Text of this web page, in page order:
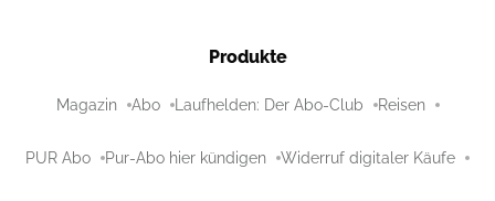
Produkte
Magazin Abo Laufhelden: Der Abo-Club Reisen
PUR Abo Pur-Abo hier kündigen Widerruf digitaler Käufe